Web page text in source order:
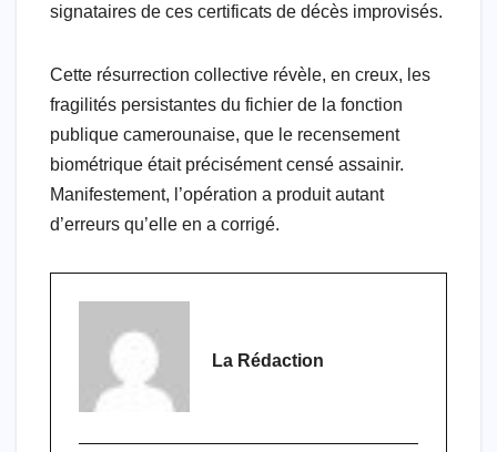
signataires de ces certificats de décès improvisés.
Cette résurrection collective révèle, en creux, les
fragilités persistantes du fichier de la fonction
publique camerounaise, que le recensement
biométrique était précisément censé assainir.
Manifestement, l’opération a produit autant
d’erreurs qu’elle en a corrigé.
La Rédaction